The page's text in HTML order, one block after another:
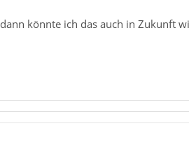
könnte ich das auch in Zukunft